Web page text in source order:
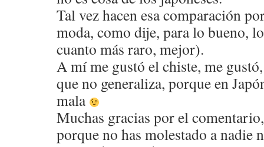
Tal vez hacen esa comparación
moda, como dije, para lo bueno,
cuanto más raro, mejor).
A mí me gustó el chiste, me
que no generaliza, porque en
mala
Muchas gracias por el
porque no has molestado a nadie